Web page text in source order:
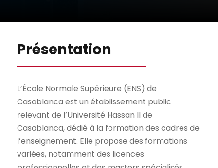
Présentation
L’École Normale Supérieure (ENS) de
Casablanca est un établissement public
relevant de l’Université Hassan II de
Casablanca, dédié à la formation des cadres de
l’enseignement. Elle propose des formations
variées, notamment des licences